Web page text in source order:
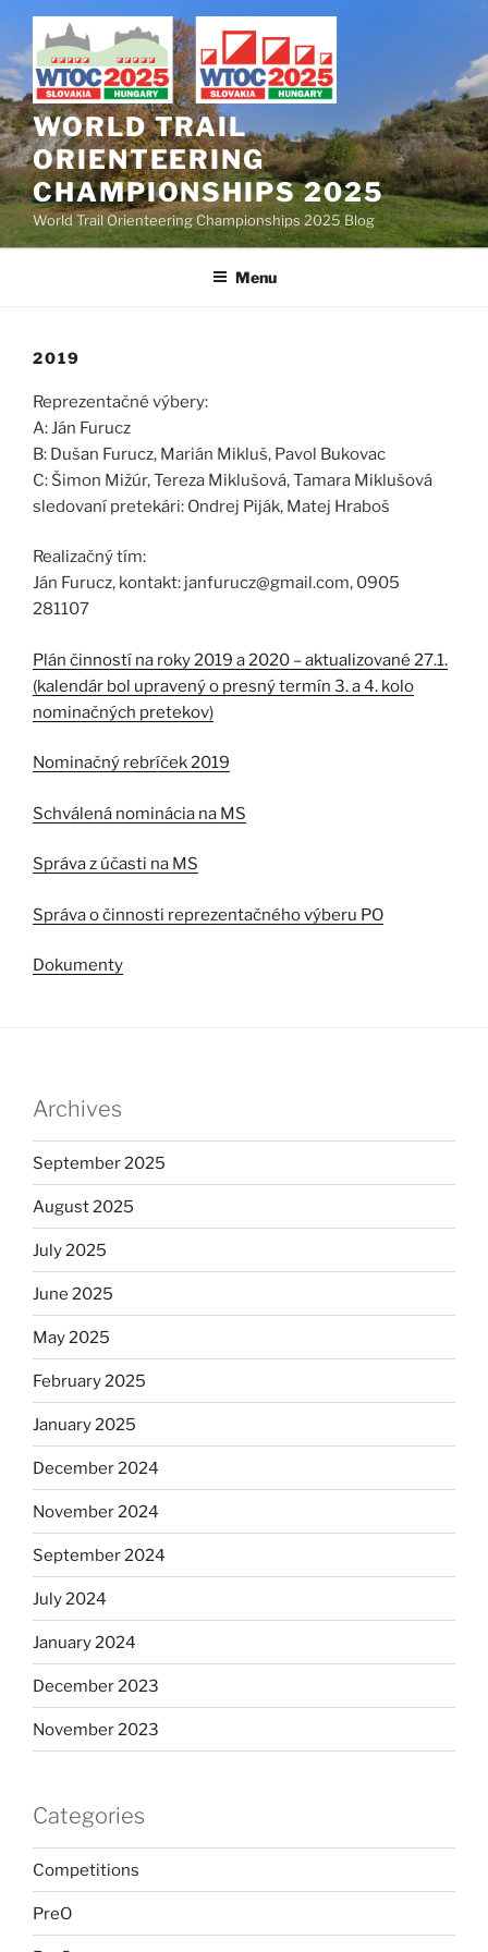
content
WORLD TRAIL
ORIENTEERING
CHAMPIONSHIPS 2025
World Trail Orienteering Championships 2025 Blog
Menu
2019
Reprezentačné výbery:
A: Ján Furucz
B: Dušan Furucz, Marián Mikluš, Pavol Bukovac
C: Šimon Mižúr, Tereza Miklušová, Tamara Miklušová
sledovaní pretekári: Ondrej Piják, Matej Hraboš
Realizačný tím:
Ján Furucz, kontakt: janfurucz@gmail.com, 0905
281107
Plán činností na roky 2019 a 2020 – aktualizované 27.1.
(kalendár bol upravený o presný termín 3. a 4. kolo
nominačných pretekov)
Nominačný rebríček 2019
Schválená nominácia na MS
Správa z účasti na MS
Správa o činnosti reprezentačného výberu PO
Dokumenty
Archives
September 2025
August 2025
July 2025
June 2025
May 2025
February 2025
January 2025
December 2024
November 2024
September 2024
July 2024
January 2024
December 2023
November 2023
Categories
Competitions
PreO